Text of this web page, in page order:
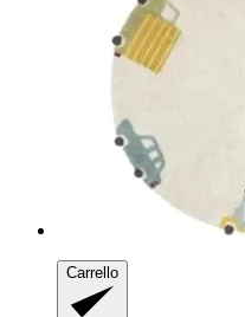
Carrello